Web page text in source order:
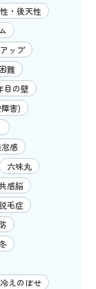
・後天性
ップ
難
目の壁
害)
感
六味丸
感脳
毛症
冷えのぼせ